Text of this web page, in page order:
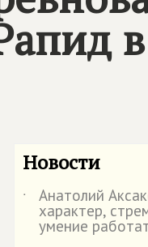
в
Новости
˙ Анатолий
характер,
умение